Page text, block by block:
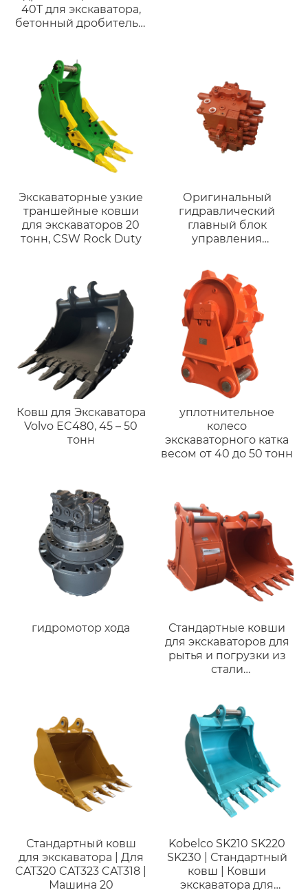
40T для экскаватора,
бетонный дробитель с
сноса.
Экскаваторные узкие
траншейные ковши
для экскаваторов 20
тонн, CSW Rock Duty
Оригинальный
гидравлический
главный блок
управления
Ковш для Экскаватора
Volvo EC480, 45 – 50
тонн
уплотнительное
колесо
экскаваторного катка
весом от 40 до 50 тонн
гидромотор хода
Стандартные ковши
для экскаваторов для
рытья и погрузки из
стали
недорогие для Hitachi
EX330 (28-35 тонн)
Стандартный ковш
для экскаватора | Для
CAT320 CAT323 CAT318 |
Машина 20
Kobelco SK210 SK220
SK230 | Стандартный
ковш | Ковши
экскаватора для